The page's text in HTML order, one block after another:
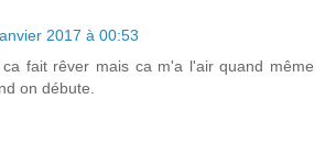
2017 à 00:53
ca fait rêver mais ca m'a l'air quand même
on débute.